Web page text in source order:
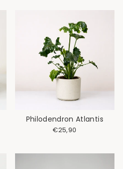
Philodendron Atlantis
€25,90